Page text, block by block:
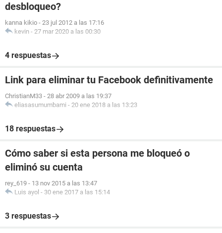
desbloqueo?
kanna kikio - 23 jul 2012 a las 17:16
kevin - 27 mar 2020 a las 00:30
4 respuestas
Link para eliminar tu Facebook definitivamente
ChristianM33 - 28 abr 2009 a las 19:37
eliasasumumbami - 20 ene 2018 a las 13:23
18 respuestas
Cómo saber si esta persona me bloqueó o
eliminó su cuenta
rey_619 - 13 nov 2015 a las 13:47
Luis ayol - 30 ene 2017 a las 15:14
3 respuestas